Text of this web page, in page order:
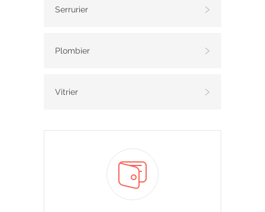
Serrurier
Plombier
Vitrier